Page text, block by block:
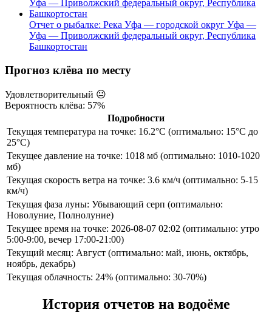
Отчет о рыбалке: Река Уфа — городской округ Уфа —
Уфа — Приволжский федеральный округ, Республика
Башкортостан
Прогноз клёва по месту
Удовлетворительный 😐
Вероятность клёва: 57%
Подробности
Текущая температура на точке: 16.2°C (оптимально: 15°C до
25°C)
Текущее давление на точке: 1018 мб (оптимально: 1010-1020
мб)
Текущая скорость ветра на точке: 3.6 км/ч (оптимально: 5-15
км/ч)
Текущая фаза луны: Убывающий серп (оптимально:
Новолуние, Полнолуние)
Текущее время на точке: 2026-08-07 02:02 (оптимально: утро
5:00-9:00, вечер 17:00-21:00)
Текущий месяц: Август (оптимально: май, июнь, октябрь,
ноябрь, декабрь)
Текущая облачность: 24% (оптимально: 30-70%)
История отчетов на водоёме